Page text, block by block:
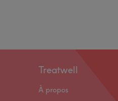
Treatwell
À propos